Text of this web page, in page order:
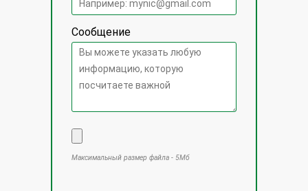
Сообщение
Максимальный размер файла - 5Мб